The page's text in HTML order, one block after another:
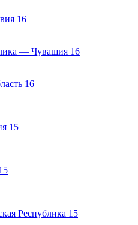
16
— Чувашия 16
16
15
Республика 15